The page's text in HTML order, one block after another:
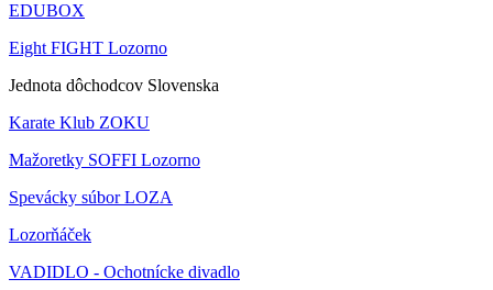
EDUBOX
Eight FIGHT Lozorno
Jednota dôchodcov Slovenska
Karate Klub ZOKU
Mažoretky SOFFI Lozorno
Spevácky súbor LOZA
Lozorňáček
VADIDLO - Ochotnícke divadlo